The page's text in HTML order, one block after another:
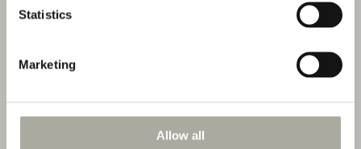
Statistics
Marketing
Allow all